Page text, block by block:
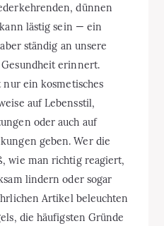
dünnen
lästig sein — ein
ständig an unsere
erinnert.
ein kosmetisches
auf Lebensstil,
oder auch auf
geben. Wer die
wie man richtig reagiert,
lindern oder sogar
Artikel beleuchten
die häufigsten Gründe